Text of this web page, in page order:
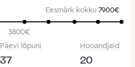
Eesmärk kokku 7900€
3800€
Päevi lõpuni
37
Hooandjaid
20